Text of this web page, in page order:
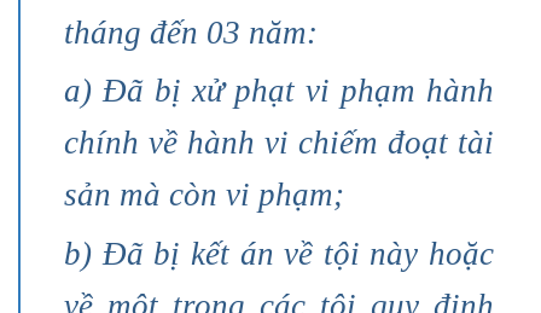
tháng đến 03 năm:
a) Đã bị xử phạt vi phạm hành
chính về hành vi chiếm đoạt tài
sản mà còn vi phạm;
b) Đã bị kết án về tội này hoặc